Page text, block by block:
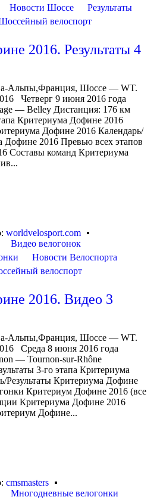
Новости Шоссе
Результаты
велоспорт
2016. Результаты 4
Альпы,Франция, Шоссе — WT.
Четверг 9 июня 2016 года
— Belley Дистанция: 176 км
Критериума Дофине 2016
Дофине 2016 Календарь/
Дофине 2016 Превью всех этапов
Составы команд Критериума
worldvelosport.com
Видео велогонок
Новости Велоспорта
велоспорт
2016. Видео 3
Альпы,Франция, Шоссе — WT.
Среда 8 июня 2016 года
— Tournon-sur-Rhône
3-го этапа Критериума
Результаты Критериума Дофине
Критериум Дофине 2016 (все
Критериума Дофине 2016
Дофине...
cmsmasters
Многодневные велогонки